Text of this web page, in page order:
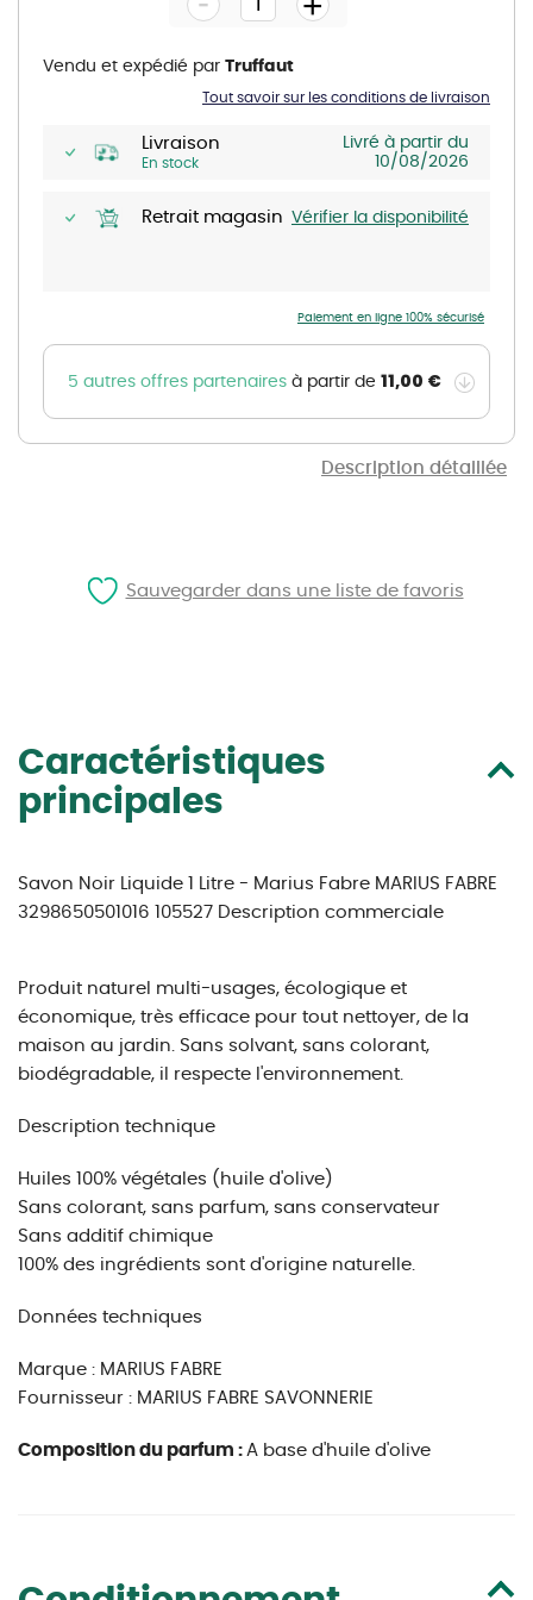
Description détaillée
gallery
Livraison
En stock
Livré à partir du
10/08/2026
Retrait magasin Vérifier la disponibilité
Tout savoir sur les conditions de livraison
Vendu et expédié par Truffaut
Paiement en ligne 100% sécurisé
5 autres offres partenaires à partir de 11,00 €
Caractéristiques
principales
Savon Noir Liquide 1 Litre - Marius Fabre MARIUS FABRE
3298650501016 105527 Description commerciale
Produit naturel multi-usages, écologique et
économique, très efficace pour tout nettoyer, de la
maison au jardin. Sans solvant, sans colorant,
biodégradable, il respecte l'environnement.
Description technique
Huiles 100% végétales (huile d'olive)
Sans colorant, sans parfum, sans conservateur
Sans additif chimique
100% des ingrédients sont d'origine naturelle.
Données techniques
Marque : MARIUS FABRE
Fournisseur : MARIUS FABRE SAVONNERIE
Composition du parfum : A base d'huile d'olive
Sauvegarder dans une liste de favoris